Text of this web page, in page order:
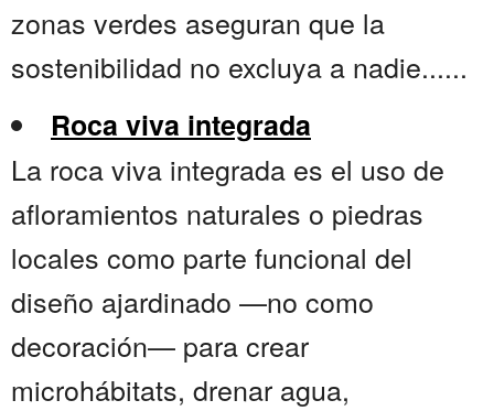
zonas verdes aseguran que la
sostenibilidad no excluya a nadie......
Roca viva integrada
La roca viva integrada es el uso de
afloramientos naturales o piedras
locales como parte funcional del
diseño ajardinado —no como
decoración— para crear
microhábitats, drenar agua,